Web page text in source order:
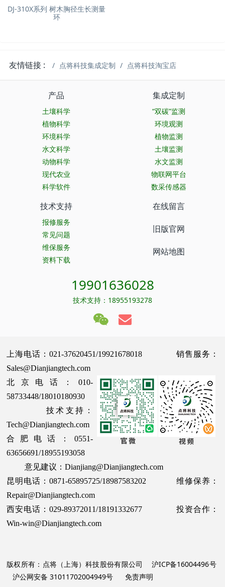
DJ-310X系列 树木胸径生长测量
环
友情链接 : 点将科技集成定制 点将科技淘宝店
产品
土壤科学
植物科学
环境科学
水文科学
动物科学
现代农业
科学软件
集成定制
“双碳”监测
环境观测
植物监测
土壤监测
水文监测
物联网平台
数采传感器
技术支持
报修服务
常见问题
维保服务
资料下载
在线留言
旧版官网
网站地图
19901636028
技术支持：18955193278
上海电话：021-37620451/19921678018 销售服务：
Sales@Dianjiangtech.com
北京电话：010-
58733448/18010180930
技术支持：
Tech@Dianjiangtech.com
合肥电话：0551-
63656691/18955193058
意见建议：Dianjiang@Dianjiangtech.com
昆明电话：0871-65895725/18987583202 维修保养：
Repair@Dianjiangtech.com
西安电话：029-89372011/18191332677 投资合作：
Win-win@Dianjiangtech.com
版权所有：点将（上海）科技股份有限公司 沪ICP备16004496号
沪公网安备 31011702004949号
免责声明